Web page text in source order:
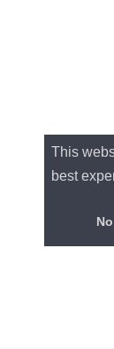
This
best